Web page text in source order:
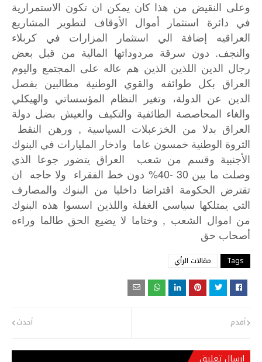
وعلى النقيض من هذا كان يمكن ان تكون
الاستمرارية
في
دائرة استثمار أموال الأوقاف لتطوير
المشاريع
العراقيه
إضافة الي استثمار المزارات في
كربلاء
والنجف. دون سرقة مردوداتها المالية من قبل بعض
رجال
الدين اللذين الذين هم عاله على المجتمع واليوم
العراق
بكل طوائفه والقوي الوطنية مطالبين
بفصل
الدين
عن الدولة، وتغير النظام المؤسساتي
والهيكلي
والغاء
المحاصصة الطائفية والتكيف والعيش بضل دولة
العراق بدلا من الخزعبلات السياسية , ورهن
النقط
الثروة الوطنية خمسون عاما وادخار المليارات في البنوك
الأجنبية وقسم من شعب العراق يتضور جوعا
الذي
وصلت ما بين دون خط الفقراء ولا حاجه
ان
تقترض
الحكومة اقتراضا داخليا من البنوك والمصارف
التي يمتلكها سياسي الغفلة واللذين اسسوا هذه
البنوك
من
اموال الشعب , وختاما لا يضيع الحق طالما وراءه
أصحاب حق
Tags مقالات الرأي
أحدث أقدم